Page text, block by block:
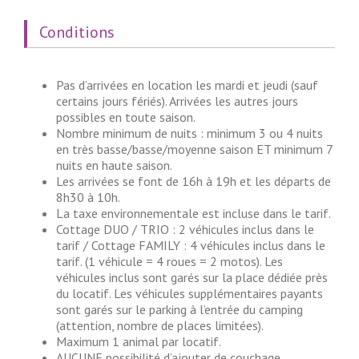
Conditions
Pas d’arrivées en location les mardi et jeudi (sauf
certains jours fériés). Arrivées les autres jours
possibles en toute saison.
Nombre minimum de nuits : minimum 3 ou 4 nuits
en très basse/basse/moyenne saison ET minimum 7
nuits en haute saison.
Les arrivées se font de 16h à 19h et les départs de
8h30 à 10h.
La taxe environnementale est incluse dans le tarif.
Cottage DUO / TRIO : 2 véhicules inclus dans le
tarif / Cottage FAMILY : 4 véhicules inclus dans le
tarif. (1 véhicule = 4 roues = 2 motos). Les
véhicules inclus sont garés sur la place dédiée près
du locatif. Les véhicules supplémentaires payants
sont garés sur le parking à l’entrée du camping
(attention, nombre de places limitées).
Maximum 1 animal par locatif.